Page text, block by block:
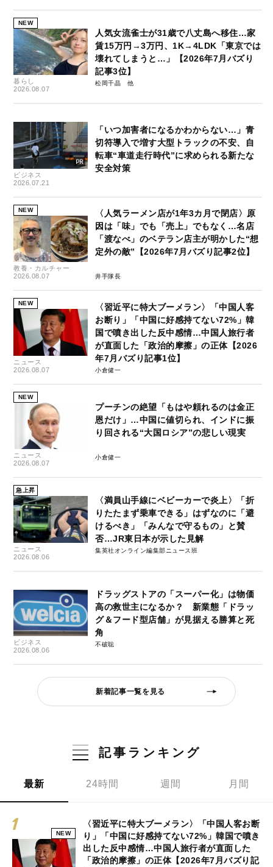
NEW
暮らし
2026.08.07
人気女流雀士が31歳で八丈島へ移住…家
賃15万円→3万円、1K→4LDK「東京では
壊れてしまうと…」【2026年7月バズり
記事3位】
松岡千晶
ビジネス
2026.07.21
「いつ加害者になるかわからない…」青
切符導入で増す大型トラックの不安、自
転車“車道走行時代”に求められる新たな
安全対策
NEW
教養・カルチャー
2026.08.07
〈人気ラーメン店が1年3カ月で閉店〉原
因は「味」でも「売上」でもなく…名店
「渡なべ」のベテラン店主が明かした“想
定外の敵”【2026年7月バズり記事2位】
井手隊長
NEW
ニュース
2026.08.07
〈習近平に特大ブーメラン〉「中国人客
お断り」「中国に好感持てない72%」韓
国で噴き出した反中感情…中国人旅行者
が直面した「政治的摩擦」の正体【2026
年7月バズり記事1位】
小倉健一
NEW
ニュース
2026.08.07
プーチンの絶望「もはや頼れるのは金正
恩だけ」…中国に値切られ、インドに振
り回される“大国ロシア”の悲しい現実
小倉健一
急上昇
ニュース
2026.08.06
〈満員山手線にベビーカーで炎上〉「折
りたたまず乗車できる」はずなのに「避
けるべき」「みんなで守るもの」と賛
否…JR東日本が示した見解
集英社オンライン編集部ニュース班
ビジネス
2026.08.06
ドラッグストアの「スーパー化」は物価
高の救世主になるか？ 新業態「ドラッ
グ＆フード型店舗」が見据える勝算と死
角
不破聡
新着記事一覧を見る
記事ランキング
最新 24時間 週間 月間
NEW
〈習近平に特大ブーメラン〉「中国人客お断
り」「中国に好感持てない72%」韓国で噴き
出した反中感情…中国人旅行者が直面した
「政治的摩擦」の正体【2026年7月バズり記